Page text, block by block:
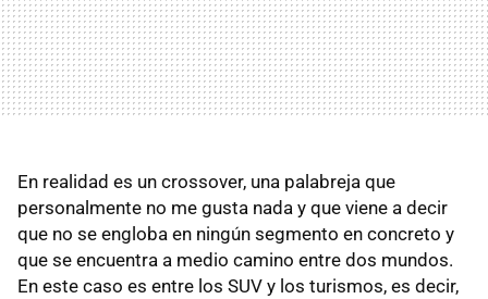
En realidad es un crossover, una palabreja que
personalmente no me gusta nada y que viene a decir
que no se engloba en ningún segmento en concreto y
que se encuentra a medio camino entre dos mundos.
En este caso es entre los SUV y los turismos, es decir,